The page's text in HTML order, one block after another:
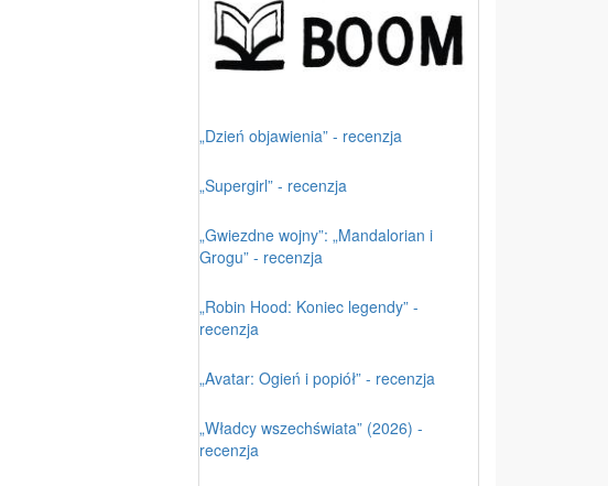
„Dzień objawienia” - recenzja
„Supergirl” - recenzja
„Gwiezdne wojny”: „Mandalorian i
Grogu” - recenzja
„Robin Hood: Koniec legendy” -
recenzja
„Avatar: Ogień i popiół” - recenzja
„Władcy wszechświata” (2026) -
recenzja